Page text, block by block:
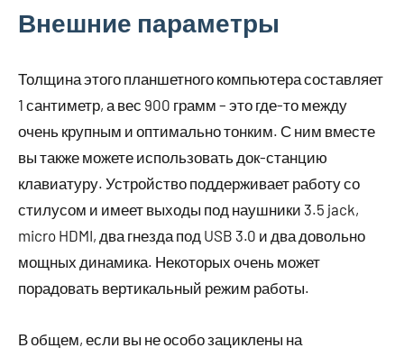
Внешние параметры
Толщина этого планшетного компьютера составляет
1 сантиметр, а вес 900 грамм – это где-то между
очень крупным и оптимально тонким. С ним вместе
вы также можете использовать док-станцию
клавиатуру. Устройство поддерживает работу со
стилусом и имеет выходы под наушники 3.5 jack,
micro HDMI, два гнезда под USB 3.0 и два довольно
мощных динамика. Некоторых очень может
порадовать вертикальный режим работы.
В общем, если вы не особо зациклены на